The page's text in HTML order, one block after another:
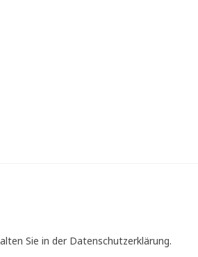
Sie in der Datenschutzerklärung.